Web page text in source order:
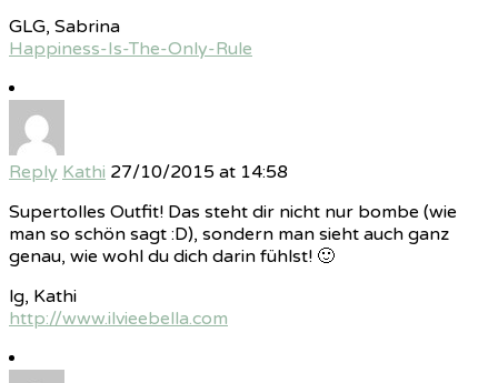
GLG, Sabrina
Happiness-Is-The-Only-Rule
Reply Kathi 27/10/2015 at 14:58
Supertolles Outfit! Das steht dir nicht nur bombe (wie
man so schön sagt :D), sondern man sieht auch ganz
genau, wie wohl du dich darin fühlst! 🙂
lg, Kathi
http://www.ilvieebella.com